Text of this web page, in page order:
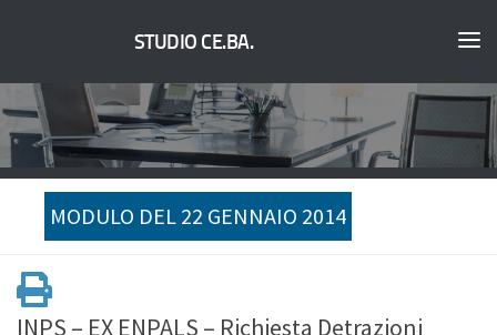
STUDIO CE.BA.
MODULO DEL 22 GENNAIO 2014
INPS – EX ENPALS – Richiesta Detrazioni